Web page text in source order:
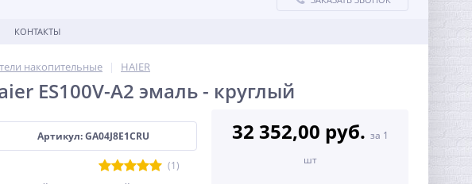
КОНТАКТЫ
накопительные HAIER
ES100V-A2 эмаль - круглый
Артикул: GA04J8E1CRU
(1)
32 352,00 руб. за 1
шт